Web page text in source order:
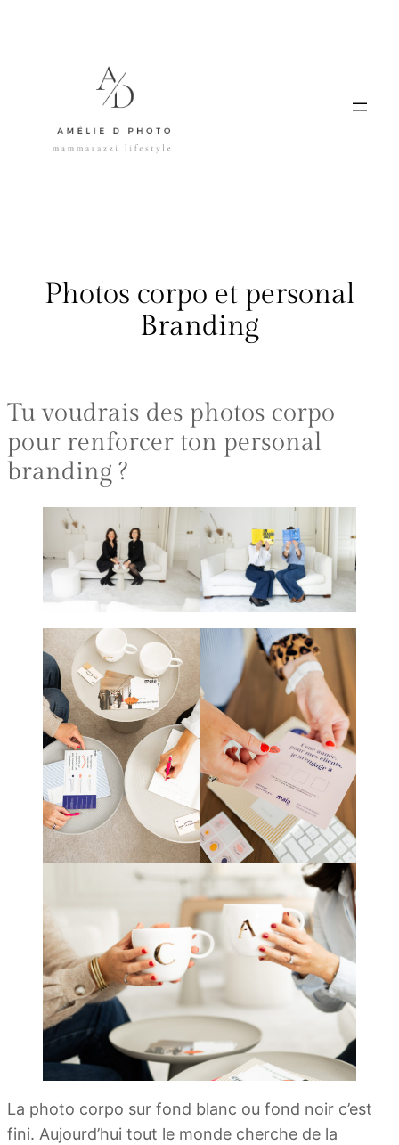
Photos corpo et personal
Branding
Tu voudrais des photos corpo
pour renforcer ton personal
branding ?
La photo corpo sur fond blanc ou fond noir c’est
fini. Aujourd’hui tout le monde cherche de la